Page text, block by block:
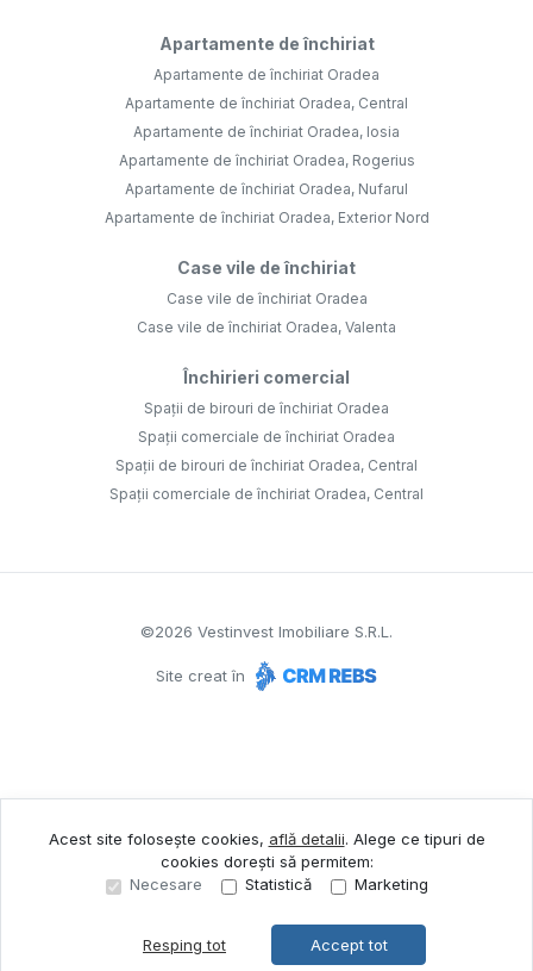
Sună acum Solicită vizionare
Apartamente de închiriat
Apartamente de închiriat Oradea
Apartamente de închiriat Oradea, Central
Apartamente de închiriat Oradea, Iosia
Apartamente de închiriat Oradea, Rogerius
Apartamente de închiriat Oradea, Nufarul
Apartamente de închiriat Oradea, Exterior Nord
Case vile de închiriat
Case vile de închiriat Oradea
Case vile de închiriat Oradea, Valenta
Închirieri comercial
Spații de birouri de închiriat Oradea
Spații comerciale de închiriat Oradea
Spații de birouri de închiriat Oradea, Central
Spații comerciale de închiriat Oradea, Central
©2026 Vestinvest Imobiliare S.R.L.
Site creat în
Acest site folosește cookies, află detalii. Alege ce tipuri de
cookies dorești să permitem:
Necesare
Statistică Marketing
Resping tot Accept tot